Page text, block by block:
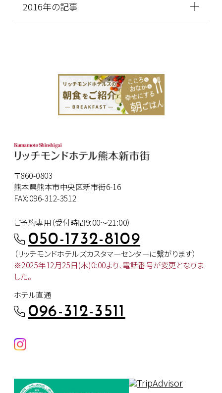
2016年の記事
〒860-0803
熊本県熊本市中央区新市街6-16
FAX:096-312-3512
ご予約専用（受付時間9:00～21:00）
050-1732-8109
（リッチモンドホテルズカスタマーセンターに繋がります）
※2025年12月25日(木)0:00より、電話番号が変更となりま
した。
ホテル直通
096-312-3511